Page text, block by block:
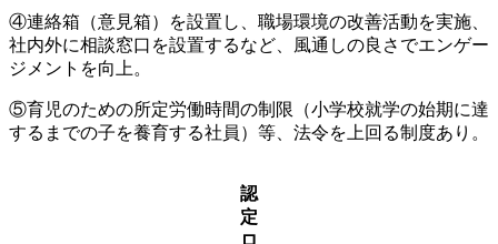
④連絡箱（意見箱）を設置し、職場環境の改善活動を実施、
社内外に相談窓口を設置するなど、風通しの良さでエンゲー
ジメントを向上。
⑤育児のための所定労働時間の制限（小学校就学の始期に達
するまでの子を養育する社員）等、法令を上回る制度あり。
認
定